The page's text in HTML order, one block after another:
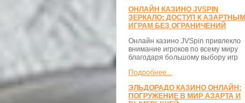
ОНЛАЙН КАЗИНО JVSPIN
ЗЕРКАЛО: ДОСТУП К АЗАРТНЫМ
ИГРАМ БЕЗ ОГРАНИЧЕНИЙ
Онлайн казино JVSpin привлекло
внимание игроков по всему миру
благодаря большому выбору игр
Подробнее...
ЭЛЬДОРАДО КАЗИНО ОНЛАЙН:
ПОГРУЖЕНИЕ В МИР АЗАРТА И